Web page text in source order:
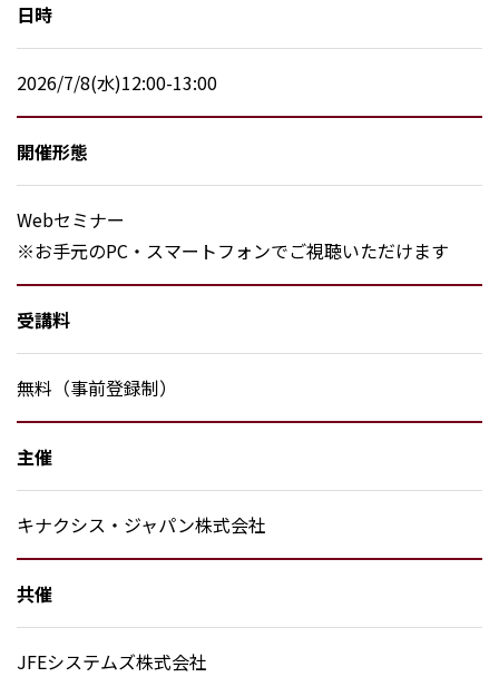
日時
2026/7/8(水)12:00-13:00
開催形態
Webセミナー
※お手元のPC・スマートフォンでご視聴いただけます
受講料
無料（事前登録制）
主催
キナクシス・ジャパン株式会社
共催
JFEシステムズ株式会社